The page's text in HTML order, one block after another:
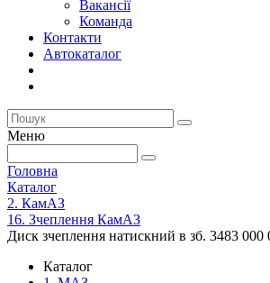
Вакансії
Команда
Контакти
Автокаталог
Меню
Головна
Каталог
2. КамАЗ
16. Зчеплення КамАЗ
Диск зчеплення натискний в зб. 3483 000
Каталог